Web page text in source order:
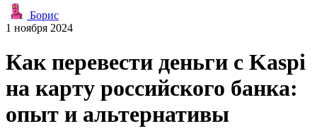
Борис
1 ноября 2024
Как перевести деньги с Kaspi
на карту российского банка:
опыт и альтернативы